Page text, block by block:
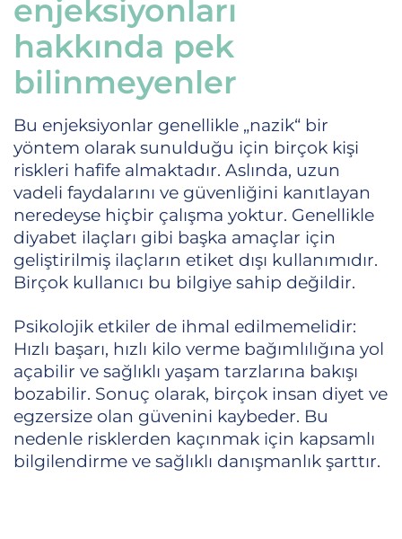
enjeksiyonları
hakkında pek
bilinmeyenler
Bu enjeksiyonlar genellikle „nazik“ bir
yöntem olarak sunulduğu için birçok kişi
riskleri hafife almaktadır. Aslında, uzun
vadeli faydalarını ve güvenliğini kanıtlayan
neredeyse hiçbir çalışma yoktur. Genellikle
diyabet ilaçları gibi başka amaçlar için
geliştirilmiş ilaçların etiket dışı kullanımıdır.
Birçok kullanıcı bu bilgiye sahip değildir.
Psikolojik etkiler de ihmal edilmemelidir:
Hızlı başarı, hızlı kilo verme bağımlılığına yol
açabilir ve sağlıklı yaşam tarzlarına bakışı
bozabilir. Sonuç olarak, birçok insan diyet ve
egzersize olan güvenini kaybeder. Bu
nedenle risklerden kaçınmak için kapsamlı
bilgilendirme ve sağlıklı danışmanlık şarttır.